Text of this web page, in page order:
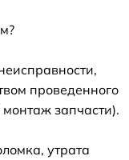
проведенного
запчасти).
утрата